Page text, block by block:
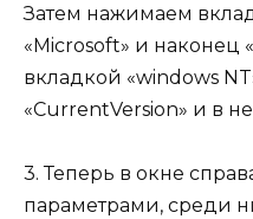
Затем нажимаем
«Microsoft» и наконец
вкладкой «windows
«CurrentVersion» и в
3. Теперь в окне
параметрами, среди